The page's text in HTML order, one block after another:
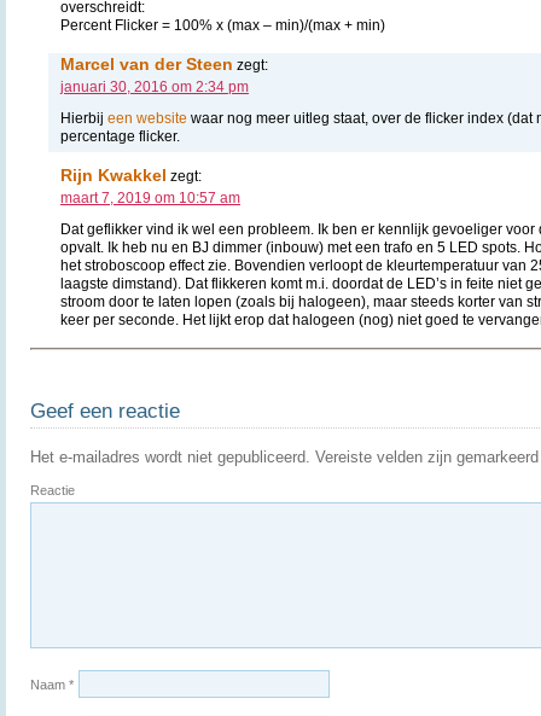
overschreidt:
Percent Flicker = 100% x (max – min)/(max + min)
Marcel van der Steen zegt:
januari 30, 2016 om 2:34 pm
Hierbij een website waar nog meer uitleg staat, over de flicker index (dat
percentage flicker.
Rijn Kwakkel zegt:
maart 7, 2019 om 10:57 am
Dat geflikker vind ik wel een probleem. Ik ben er kennlijk gevoeliger
opvalt. Ik heb nu en BJ dimmer (inbouw) met een trafo en 5 LED spots.
het stroboscoop effect zie. Bovendien verloopt de kleurtemperatuur van
laagste dimstand). Dat flikkeren komt m.i. doordat de LED’s in feite niet
stroom door te laten lopen (zoals bij halogeen), maar steeds korter van
keer per seconde. Het lijkt erop dat halogeen (nog) niet goed te
Geef een reactie
Het e-mailadres wordt niet gepubliceerd. Vereiste velden zijn
Reactie
Naam *